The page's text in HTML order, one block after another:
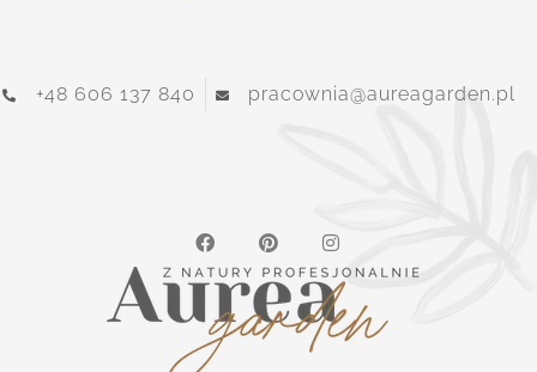
+48 606 137 840 pracownia@aureagarden.pl